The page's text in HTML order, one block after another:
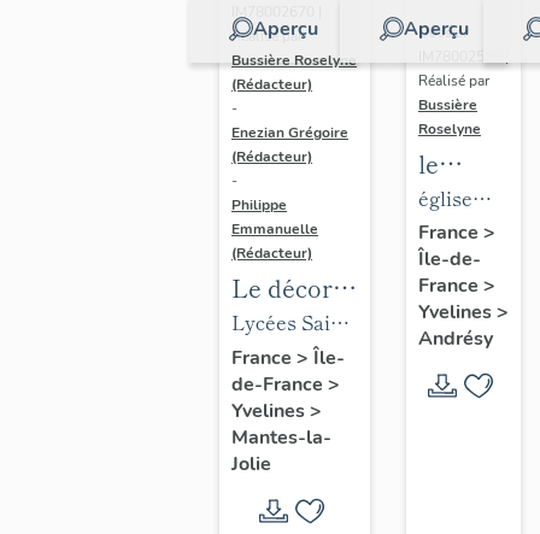
Aperçu
IM78002670 |
Réalisé par
Bussière Roselyne
(Rédacteur)
-
Enezian Grégoire
(Rédacteur)
-
Philippe
Emmanuelle
(Rédacteur)
Le décor
des lycées
de Mantes
Lycées Saint-
Exupéry et
Jean Rostand
France > Île-
de-France >
Yvelines>
Mantes-la-
Jolie
Aperçu
Dossier
Réalisé par
Bussière
Roselyne
le
mobilier
de
l'église
Saint-
Germain-
de-
Paris
église
paroissiale
Saint-
Germain
France >
Île-de-
France >
Yvelines>
Andrésy